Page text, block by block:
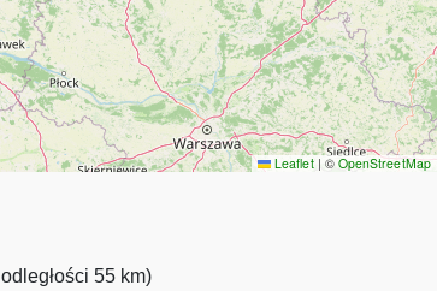
Leaflet | © OpenStreetMap
55 km)